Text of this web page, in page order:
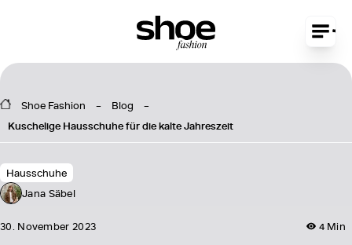
Shoe Fashion
Blog
Kuschelige Hausschuhe für die kalte Jahreszeit
Hausschuhe
Jana Säbel
4 Min
30. November 2023